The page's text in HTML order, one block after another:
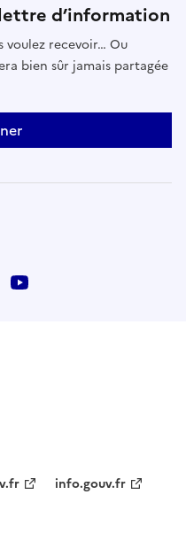
d’information
voulez recevoir… Ou
bien sûr jamais partagée
info.gouv.fr